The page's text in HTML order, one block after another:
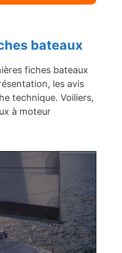
bateaux
fiches bateaux
les avis
technique. Voiliers,
à moteur